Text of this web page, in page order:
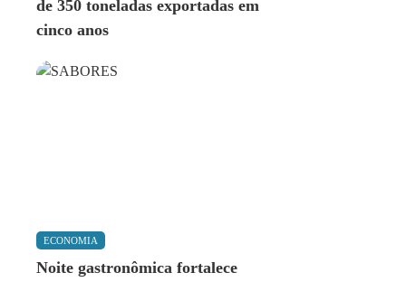
de 350 toneladas exportadas em
cinco anos
ECONOMIA
Noite gastronômica fortalece